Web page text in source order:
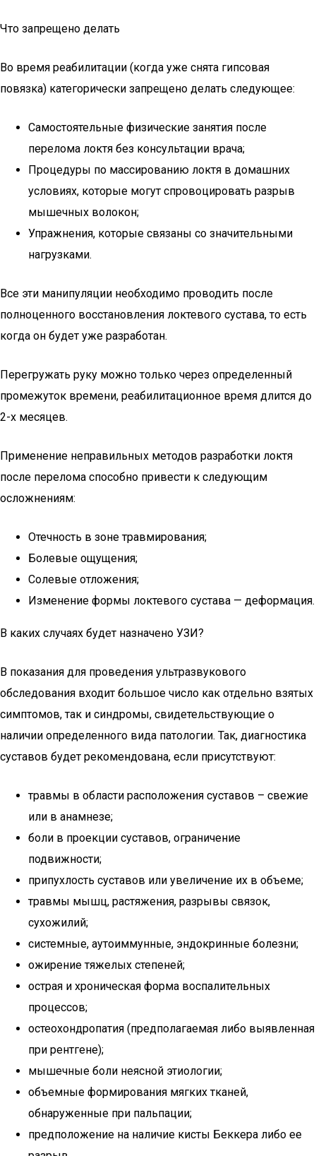
Что запрещено делать
Во время реабилитации (когда уже снята гипсовая
повязка) категорически запрещено делать следующее:
Самостоятельные физические занятия после
перелома локтя без консультации врача;
Процедуры по массированию локтя в домашних
условиях, которые могут спровоцировать разрыв
мышечных волокон;
Упражнения, которые связаны со значительными
нагрузками.
Все эти манипуляции необходимо проводить после
полноценного восстановления локтевого сустава, то есть
когда он будет уже разработан.
Перегружать руку можно только через определенный
промежуток времени, реабилитационное время длится до
2-х месяцев.
Применение неправильных методов разработки локтя
после перелома способно привести к следующим
осложнениям:
Отечность в зоне травмирования;
Болевые ощущения;
Солевые отложения;
Изменение формы локтевого сустава — деформация.
В каких случаях будет назначено УЗИ?
В показания для проведения ультразвукового
обследования входит большое число как отдельно взятых
симптомов, так и синдромы, свидетельствующие о
наличии определенного вида патологии. Так, диагностика
суставов будет рекомендована, если присутствуют:
травмы в области расположения суставов – свежие
или в анамнезе;
боли в проекции суставов, ограничение
подвижности;
припухлость суставов или увеличение их в объеме;
травмы мышц, растяжения, разрывы связок,
сухожилий;
системные, аутоиммунные, эндокринные болезни;
ожирение тяжелых степеней;
острая и хроническая форма воспалительных
процессов;
остеохондропатия (предполагаемая либо выявленная
при рентгене);
мышечные боли неясной этиологии;
объемные формирования мягких тканей,
обнаруженные при пальпации;
предположение на наличие кисты Беккера либо ее